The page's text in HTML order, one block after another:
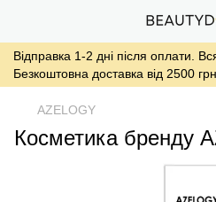
Відправка 1-2 дні після оплати.
Безкоштовна доставка від 2500
AZELOGY
Косметика бренду